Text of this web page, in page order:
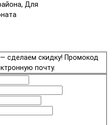
Для
сделаем скидку! Промокод
почту.